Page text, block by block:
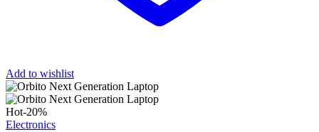
Add to wishlist
Hot-20%
Electronics